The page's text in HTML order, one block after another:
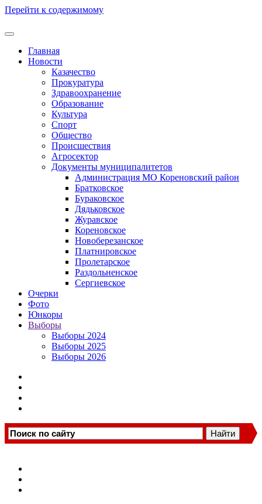
Перейти к содержимому
Главная
Новости
Казачество
Прокуратура
Здравоохранение
Образование
Культура
Спорт
Общество
Происшествия
Агросектор
Документы муниципалитетов
Администрация МО Кореновский район
Братковское
Бураковское
Дядьковское
Журавское
Кореновское
Новоберезанское
Платнировское
Пролетарское
Раздольненское
Сергиевское
Очерки
Фото
Юнкоры
Выборы
Выборы 2024
Выборы 2025
Выборы 2026